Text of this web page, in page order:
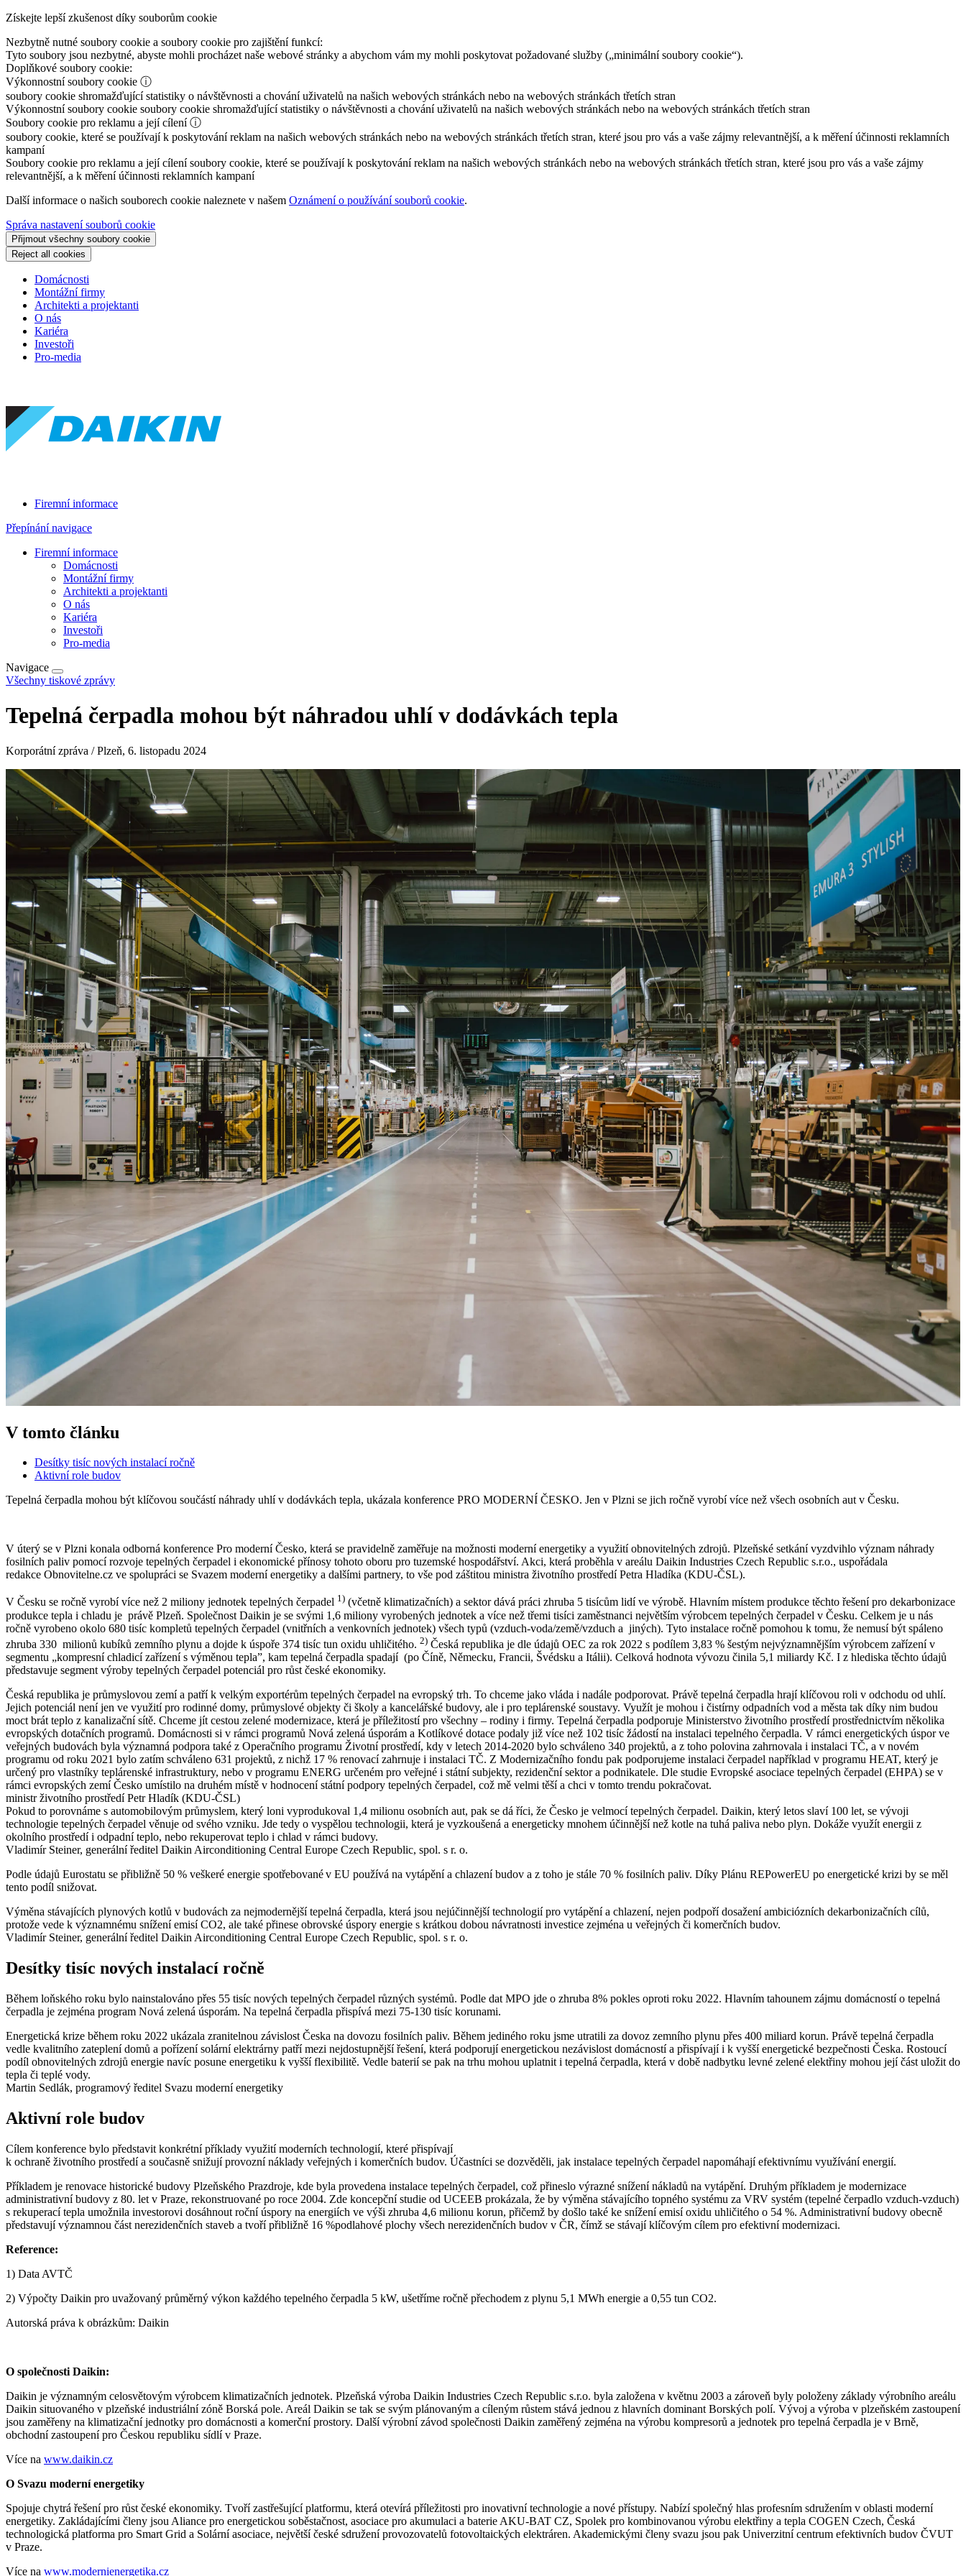
Získejte lepší zkušenost díky souborům cookie
Nezbytně nutné soubory cookie a soubory cookie pro zajištění funkcí:
Tyto soubory jsou nezbytné, abyste mohli procházet naše webové stránky a abychom vám my mohli poskytovat požadované služby („minimální soubory cookie“).
Doplňkové soubory cookie:
Výkonnostní soubory cookie ⓘ
soubory cookie shromažďující statistiky o návštěvnosti a chování uživatelů na našich webových stránkách nebo na webových stránkách třetích stran
Výkonnostní soubory cookie soubory cookie shromažďující statistiky o návštěvnosti a chování uživatelů na našich webových stránkách nebo na webových stránkách třetích stran
Soubory cookie pro reklamu a její cílení ⓘ
soubory cookie, které se používají k poskytování reklam na našich webových stránkách nebo na webových stránkách třetích stran, které jsou pro vás a vaše zájmy relevantnější, a k měření účinnosti reklamních
kampaní
Soubory cookie pro reklamu a její cílenísoubory cookie, které se používají k poskytování reklam na našich webových stránkách nebo na webových stránkách třetích stran, které jsou pro vás a vaše zájmy
relevantnější, a k měření účinnosti reklamních kampaní
Další informace o našich souborech cookie naleznete v našem Oznámení o používání souborů cookie.
Správa nastavení souborů cookie
Přijmout všechny soubory cookie
Reject all cookies
Domácnosti
Montážní firmy
Architekti a projektanti
O nás
Kariéra
Investoři
Pro-media
Firemní informace
Přepínání navigace
Firemní informace
Domácnosti
Montážní firmy
Architekti a projektanti
O nás
Kariéra
Investoři
Pro-media
Navigace
Všechny tiskové zprávy
Tepelná čerpadla mohou být náhradou uhlí v dodávkách tepla
Korporátní zpráva / Plzeň, 6. listopadu 2024
V tomto článku
Desítky tisíc nových instalací ročně
Aktivní role budov
Tepelná čerpadla mohou být klíčovou součástí náhrady uhlí v dodávkách tepla, ukázala konference PRO MODERNÍ ČESKO. Jen v Plzni se jich ročně vyrobí více než všech osobních aut v Česku.
V úterý se v Plzni konala odborná konference Pro moderní Česko, která se pravidelně zaměřuje na možnosti moderní energetiky a využití obnovitelných zdrojů. Plzeňské setkání vyzdvihlo význam náhrady
fosilních paliv pomocí rozvoje tepelných čerpadel i ekonomické přínosy tohoto oboru pro tuzemské hospodářství. Akci, která proběhla v areálu Daikin Industries Czech Republic s.r.o., uspořádala
redakce Obnovitelne.cz ve spolupráci se Svazem moderní energetiky a dalšími partnery, to vše pod záštitou ministra životního prostředí Petra Hladíka (KDU-ČSL).
V Česku se ročně vyrobí více než 2 miliony jednotek tepelných čerpadel 1) (včetně klimatizačních) a sektor dává práci zhruba 5 tisícům lidí ve výrobě. Hlavním místem produkce těchto řešení pro dekarbonizace
produkce tepla i chladu je právě Plzeň. Společnost Daikin je se svými 1,6 miliony vyrobených jednotek a více než třemi tisíci zaměstnanci největším výrobcem tepelných čerpadel v Česku. Celkem je u nás
ročně vyrobeno okolo 680 tisíc kompletů tepelných čerpadel (vnitřních a venkovních jednotek) všech typů (vzduch-voda/země/vzduch a jiných). Tyto instalace ročně pomohou k tomu, že nemusí být spáleno
zhruba 330 milionů kubíků zemního plynu a dojde k úspoře 374 tisíc tun oxidu uhličitého. 2) Česká republika je dle údajů OEC za rok 2022 s podílem 3,83 % šestým nejvýznamnějším výrobcem zařízení v
segmentu „kompresní chladicí zařízení s výměnou tepla”, kam tepelná čerpadla spadají (po Číně, Německu, Francii, Švédsku a Itálii). Celková hodnota vývozu činila 5,1 miliardy Kč. I z hlediska těchto údajů
představuje segment výroby tepelných čerpadel potenciál pro růst české ekonomiky.
Česká republika je průmyslovou zemí a patří k velkým exportérům tepelných čerpadel na evropský trh. To chceme jako vláda i nadále podporovat. Právě tepelná čerpadla hrají klíčovou roli v odchodu od uhlí.
Jejich potenciál není jen ve využití pro rodinné domy, průmyslové objekty či školy a kancelářské budovy, ale i pro teplárenské soustavy. Využít je mohou i čistírny odpadních vod a města tak díky nim budou
moct brát teplo z kanalizační sítě. Chceme jít cestou zelené modernizace, která je příležitostí pro všechny – rodiny i firmy. Tepelná čerpadla podporuje Ministerstvo životního prostředí prostřednictvím několika
evropských dotačních programů. Domácnosti si v rámci programů Nová zelená úsporám a Kotlíkové dotace podaly již více než 102 tisíc žádostí na instalaci tepelného čerpadla. V rámci energetických úspor ve
veřejných budovách byla významná podpora také z Operačního programu Životní prostředí, kdy v letech 2014-2020 bylo schváleno 340 projektů, a z toho polovina zahrnovala i instalaci TČ, a v novém
programu od roku 2021 bylo zatím schváleno 631 projektů, z nichž 17 % renovací zahrnuje i instalaci TČ. Z Modernizačního fondu pak podporujeme instalaci čerpadel například v programu HEAT, který je
určený pro vlastníky teplárenské infrastruktury, nebo v programu ENERG určeném pro veřejné i státní subjekty, rezidenční sektor a podnikatele. Dle studie Evropské asociace tepelných čerpadel (EHPA) se v
rámci evropských zemí Česko umístilo na druhém místě v hodnocení státní podpory tepelných čerpadel, což mě velmi těší a chci v tomto trendu pokračovat.
ministr životního prostředí Petr Hladík (KDU-ČSL)
Pokud to porovnáme s automobilovým průmyslem, který loni vyprodukoval 1,4 milionu osobních aut, pak se dá říci, že Česko je velmocí tepelných čerpadel. Daikin, který letos slaví 100 let, se vývoji
technologie tepelných čerpadel věnuje od svého vzniku. Jde tedy o vyspělou technologii, která je vyzkoušená a energeticky mnohem účinnější než kotle na tuhá paliva nebo plyn. Dokáže využít energii z
okolního prostředí i odpadní teplo, nebo rekuperovat teplo i chlad v rámci budovy.
Vladimír Steiner, generální ředitel Daikin Airconditioning Central Europe Czech Republic, spol. s r. o.
Podle údajů Eurostatu se přibližně 50 % veškeré energie spotřebované v EU používá na vytápění a chlazení budov a z toho je stále 70 % fosilních paliv. Díky Plánu REPowerEU po energetické krizi by se měl
tento podíl snižovat.
Výměna stávajících plynových kotlů v budovách za nejmodernější tepelná čerpadla, která jsou nejúčinnější technologií pro vytápění a chlazení, nejen podpoří dosažení ambiciózních dekarbonizačních cílů,
protože vede k významnému snížení emisí CO2, ale také přinese obrovské úspory energie s krátkou dobou návratnosti investice zejména u veřejných či komerčních budov.
Vladimír Steiner, generální ředitel Daikin Airconditioning Central Europe Czech Republic, spol. s r. o.
Desítky tisíc nových instalací ročně
Během loňského roku bylo nainstalováno přes 55 tisíc nových tepelných čerpadel různých systémů. Podle dat MPO jde o zhruba 8% pokles oproti roku 2022. Hlavním tahounem zájmu domácností o tepelná
čerpadla je zejména program Nová zelená úsporám. Na tepelná čerpadla přispívá mezi 75-130 tisíc korunami.
Energetická krize během roku 2022 ukázala zranitelnou závislost Česka na dovozu fosilních paliv. Během jediného roku jsme utratili za dovoz zemního plynu přes 400 miliard korun. Právě tepelná čerpadla
vedle kvalitního zateplení domů a pořízení solární elektrárny patří mezi nejdostupnější řešení, která podporují energetickou nezávislost domácností a přispívají i k vyšší energetické bezpečnosti Česka. Rostoucí
podíl obnovitelných zdrojů energie navíc posune energetiku k vyšší flexibilitě. Vedle baterií se pak na trhu mohou uplatnit i tepelná čerpadla, která v době nadbytku levné zelené elektřiny mohou její část uložit do
tepla či teplé vody.
Martin Sedlák, programový ředitel Svazu moderní energetiky
Aktivní role budov
Cílem konference bylo představit konkrétní příklady využití moderních technologií, které přispívají
k ochraně životního prostředí a současně snižují provozní náklady veřejných i komerčních budov. Účastníci se dozvěděli, jak instalace tepelných čerpadel napomáhají efektivnímu využívání energií.
Příkladem je renovace historické budovy Plzeňského Prazdroje, kde byla provedena instalace tepelných čerpadel, což přineslo výrazné snížení nákladů na vytápění. Druhým příkladem je modernizace
administrativní budovy z 80. let v Praze, rekonstruované po roce 2004. Zde koncepční studie od UCEEB prokázala, že by výměna stávajícího topného systému za VRV systém (tepelné čerpadlo vzduch-vzduch)
s rekuperací tepla umožnila investorovi dosáhnout roční úspory na energiích ve výši zhruba 4,6 milionu korun, přičemž by došlo také ke snížení emisí oxidu uhličitého o 54 %. Administrativní budovy obecně
představují významnou část nerezidenčních staveb a tvoří přibližně 16 %podlahové plochy všech nerezidenčních budov v ČR, čímž se stávají klíčovým cílem pro efektivní modernizaci.
Reference:
1) Data AVTČ
2) Výpočty Daikin pro uvažovaný průměrný výkon každého tepelného čerpadla 5 kW, ušetříme ročně přechodem z plynu 5,1 MWh energie a 0,55 tun CO2.
Autorská práva k obrázkům: Daikin
O společnosti Daikin:
Daikin je významným celosvětovým výrobcem klimatizačních jednotek. Plzeňská výroba Daikin Industries Czech Republic s.r.o. byla založena v květnu 2003 a zároveň byly položeny základy výrobního areálu
Daikin situovaného v plzeňské industriální zóně Borská pole. Areál Daikin se tak se svým plánovaným a cíleným růstem stává jednou z hlavních dominant Borských polí. Vývoj a výroba v plzeňském zastoupení
jsou zaměřeny na klimatizační jednotky pro domácnosti a komerční prostory. Další výrobní závod společnosti Daikin zaměřený zejména na výrobu kompresorů a jednotek pro tepelná čerpadla je v Brně,
obchodní zastoupení pro Českou republiku sídlí v Praze.
Více na www.daikin.cz
O Svazu moderní energetiky
Spojuje chytrá řešení pro růst české ekonomiky. Tvoří zastřešující platformu, která otevírá příležitosti pro inovativní technologie a nové přístupy. Nabízí společný hlas profesním sdružením v oblasti moderní
energetiky. Zakládajícími členy jsou Aliance pro energetickou soběstačnost, asociace pro akumulaci a baterie AKU-BAT CZ, Spolek pro kombinovanou výrobu elektřiny a tepla COGEN Czech, Česká
technologická platforma pro Smart Grid a Solární asociace, největší české sdružení provozovatelů fotovoltaických elektráren. Akademickými členy svazu jsou pak Univerzitní centrum efektivních budov ČVUT
v Praze.
Více na www.modernienergetika.cz